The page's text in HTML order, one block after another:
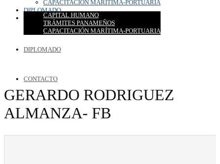
CAPITAL HUMANO
TRÁMITES PANAMEÑOS
CAPACITACIÓN MARÍTIMA-PORTUARIA
DIPLOMADO
CONTACTO
CAPACITACIÓN MARÍTIMA-PORTUARIA
DIPLOMADO
CONTACTO
GERARDO RODRIGUEZ
ALMANZA- FB